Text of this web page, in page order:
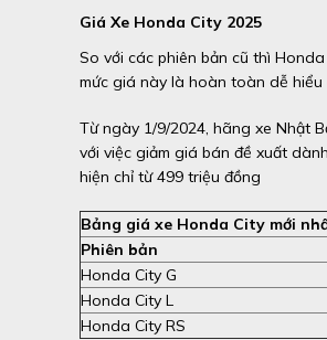
Giá Xe Honda City 2025
So với các phiên bản cũ thì
mức giá này là hoàn toàn dễ hiểu
Từ ngày 1/9/2024, hãng xe Nhật
với việc giảm giá bán đề xuất
hiện chỉ từ 499 triệu đồng
Bảng giá xe Honda City mới
Phiên bản
Honda City G
Honda City L
Honda City RS